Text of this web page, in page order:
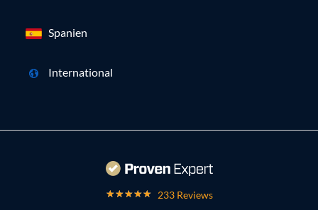
Spanien
International
233 Reviews